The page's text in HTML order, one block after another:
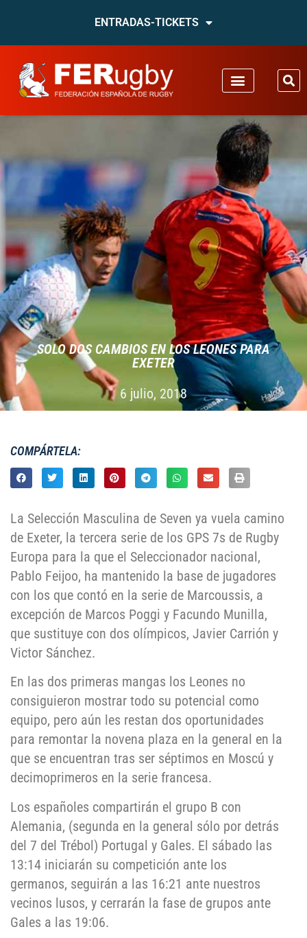
ENTRADAS-TICKETS
SOLO DOS CAMBIOS EN LOS LEONES PARA
EXETER
6 julio, 2018
COMPÁRTELA:
La Selección Masculina de Seven ya vuela camino
de Exeter, la tercera serie de los GPS 7s de Rugby
Europa para la que el Seleccionador nacional,
Pablo Feijoo, ha mantenido la base de jugadores
con los que contó en la serie de Marcoussis, a
excepción de Marcos Poggi y Facundo Munilla,
que sustituye con dos olímpicos, Javier Carrión y
Victor Sánchez.
En las dos primeras mangas los Leones no
consiguieron mostrar todo su potencial como
equipo, pero aún les restan dos oportunidades
para remontar la novena plaza en la general en la
que se encuentran tras ser séptimos en Moscú y
decimoprimeros en la serie francesa.
Los españoles compartirán el grupo B con
Alemania, (segunda en la general sólo por detrás
del 7 del Trébol) Portugal y Gales. El sábado las
13:14 iniciarán su competición ante los
germanos, seguirán a las 16:21 ante nuestros
vecinos lusos, y cerrarán la fase de grupos ante
Gales a las 19:06.